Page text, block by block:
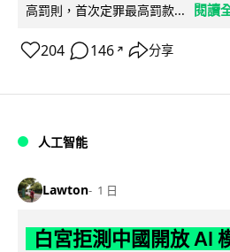
高罰則，首次定罪最高罰款...
閱讀
204 146 ↗ 分享
人工智能
Lawton 1 日
白宮拒測中國開放 AI